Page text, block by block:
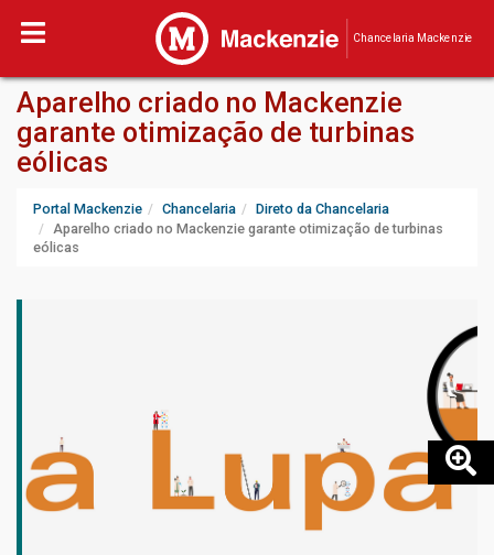
Chancelaria Mackenzie
Aparelho criado no Mackenzie
garante otimização de turbinas
eólicas
Portal Mackenzie Chancelaria
Direto da Chancelaria
Aparelho criado no Mackenzie garante otimização de turbinas
eólicas